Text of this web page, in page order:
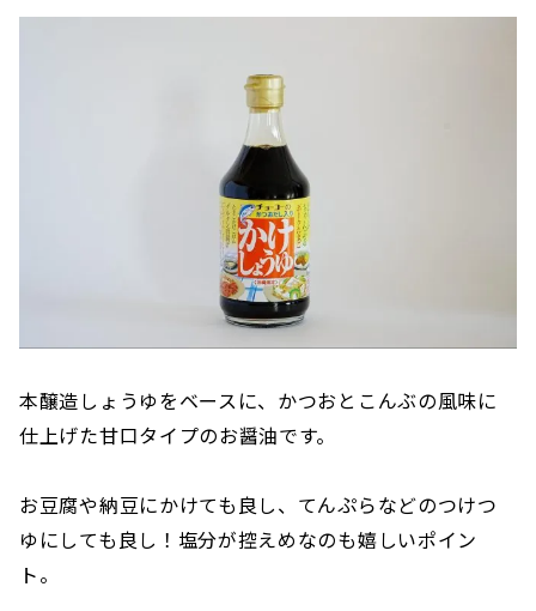
本醸造しょうゆをベースに、かつおとこんぶの風味に
仕上げた甘口タイプのお醤油です。
お豆腐や納豆にかけても良し、てんぷらなどのつけつ
ゆにしても良し！塩分が控えめなのも嬉しいポイン
ト。